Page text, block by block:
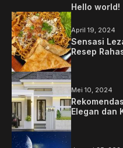
Hello world!
April 19, 2024
Sensasi
Resep
Mei 10, 2024
Elegan dan